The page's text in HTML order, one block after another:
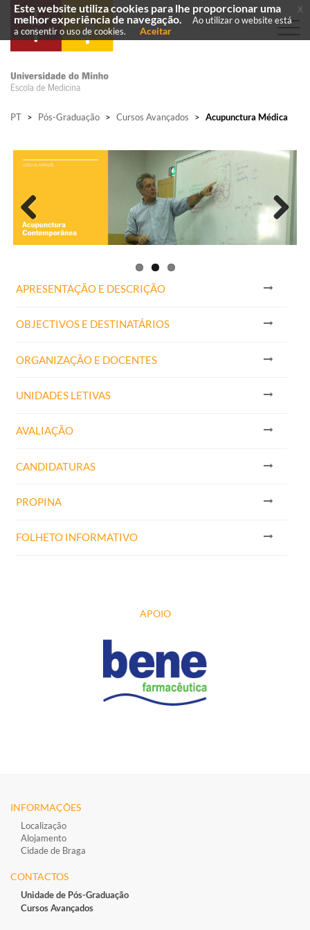
PT > Pós-Graduação > Cursos Avançados > Acupunctura Médica
Previous Next
APRESENTAÇÃO E DESCRIÇÃO
OBJECTIVOS E DESTINATÁRIOS
ORGANIZAÇÃO E DOCENTES
UNIDADES LETIVAS
AVALIAÇÃO
CANDIDATURAS
PROPINA
FOLHETO INFORMATIVO
APOIO
INFORMAÇÕES
Localização
Alojamento
Cidade de Braga
CONTACTOS
Unidade de Pós-Graduação
Cursos Avançados
Este website utiliza cookies para lhe proporcionar uma
melhor experiência de navegação.
Ao utilizar o website está
a consentir o uso de cookies.
Aceitar
x